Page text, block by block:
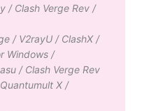
/ Clash Verge Rev/
/ V2rayU/ ClashX/
Windows/
/ Clash Verge Rev
Quantumult X/